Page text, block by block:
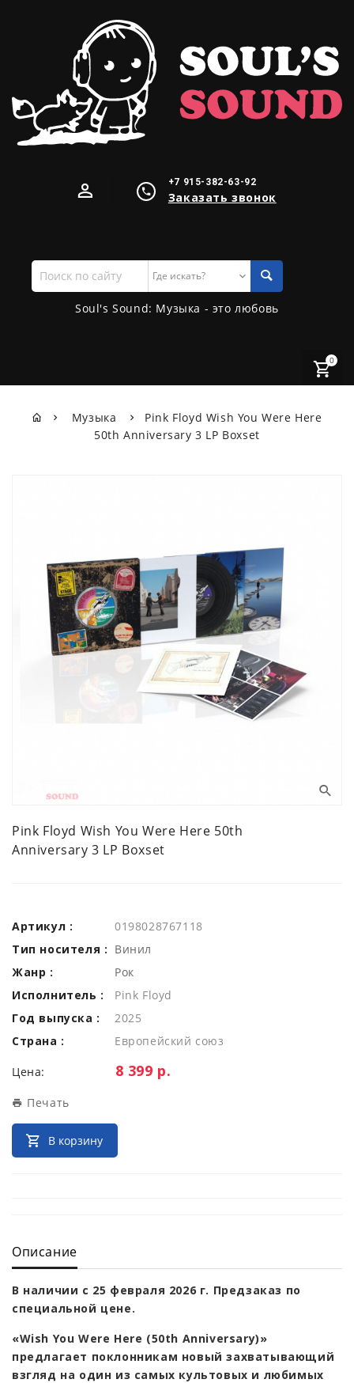
+7 915-382-63-92
Заказать звонок
Поиск
по
сайту
Soul's Sound: Музыка - это любовь
0
Музыка
Pink Floyd Wish You Were Here
50th Anniversary 3 LP Boxset
Pink Floyd Wish You Were Here 50th
Anniversary 3 LP Boxset
Артикул :
0198028767118
Тип носителя : Винил
Жанр :
Рок
Исполнитель :
Pink Floyd
Год выпуска :
2025
Страна :
Европейский союз
Цена: Цена:
8 399 р.
Печать
В корзину
Описание
В наличии с 25 февраля 2026 г. Предзаказ по
специальной цене.
«Wish You Were Here (50th Anniversary)»
предлагает поклонникам новый захватывающий
взгляд на один из самых культовых и любимых